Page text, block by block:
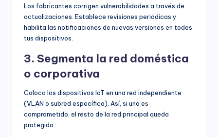
Los fabricantes corrigen vulnerabilidades a través de
actualizaciones. Establece revisiones periódicas y
habilita las notificaciones de nuevas versiones en todos
tus dispositivos.
3. Segmenta la red doméstica
o corporativa
Coloca los dispositivos IoT en una red independiente
(VLAN o subred específica). Así, si uno es
comprometido, el resto de la red principal queda
protegido.